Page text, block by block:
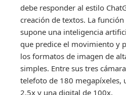
debe responder al estilo
creación de textos. La
supone una inteligencia
que predice el movimiento y
los formatos de imagen de
simples. Entre sus tres
telefoto de 180 megapíxeles,
2,5x y una digital de 100x.